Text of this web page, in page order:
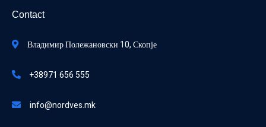
Contact
Владимир Полежановски 10, Скопје
+38971 656 555
info@nordves.mk